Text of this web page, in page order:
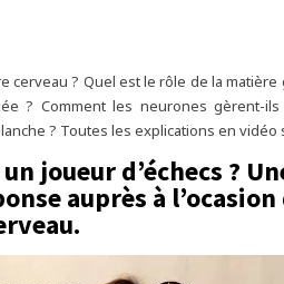
cerveau ? Quel est le rôle de la
? Comment les neurones gèrent-
? Toutes les explications en vidéo
joueur d’échecs ?
auprès à